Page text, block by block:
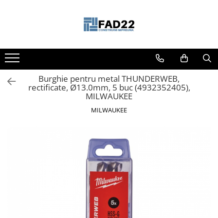
Materiale de constructii
Termoizolatii
Vata minerala
Polistiren
Burghie pentru metal THUNDERWEB,
rectificate, Ø13.0mm, 5 buc (4932352405),
MILWAUKEE
MILWAUKEE